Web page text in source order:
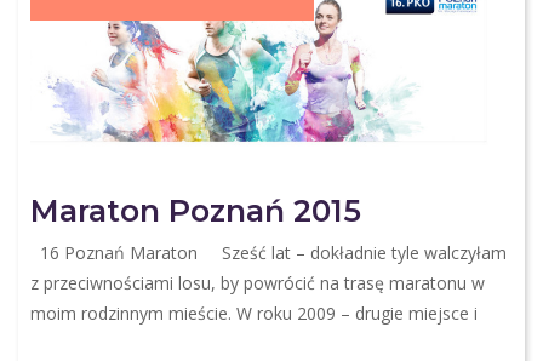
Maraton Poznań 2015
16 Poznań Maraton Sześć lat – dokładnie tyle walczyłam
z przeciwnościami losu, by powrócić na trasę maratonu w
moim rodzinnym mieście. W roku 2009 – drugie miejsce i